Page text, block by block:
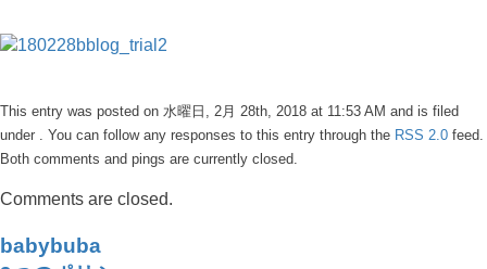
This entry was posted on 水曜日, 2月 28th, 2018 at 11:53 AM and is filed
under . You can follow any responses to this entry through the RSS 2.0 feed.
Both comments and pings are currently closed.
Comments are closed.
babybuba